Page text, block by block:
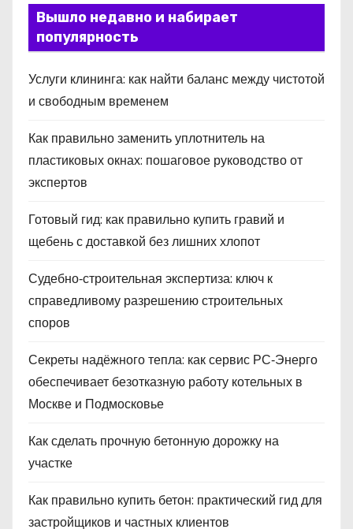
Вышло недавно и набирает
популярность
Услуги клининга: как найти баланс между чистотой
и свободным временем
Как правильно заменить уплотнитель на
пластиковых окнах: пошаговое руководство от
экспертов
Готовый гид: как правильно купить гравий и
щебень с доставкой без лишних хлопот
Судебно‑строительная экспертиза: ключ к
справедливому разрешению строительных
споров
Секреты надёжного тепла: как сервис РС‑Энерго
обеспечивает безотказную работу котельных в
Москве и Подмосковье
Как сделать прочную бетонную дорожку на
участке
Как правильно купить бетон: практический гид для
застройщиков и частных клиентов